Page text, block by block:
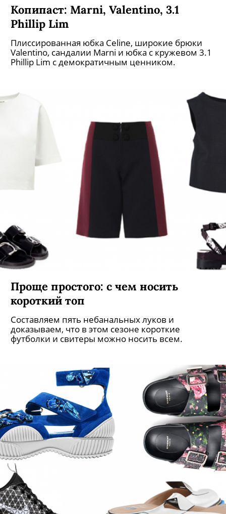
Копипаст: Marni, Valentino, 3.1
Phillip Lim
Плиссированная юбка Celine, широкие брюки
Valentino, сандалии Marni и юбка с кружевом 3.1
Phillip Lim с демократичным ценником.
Проще простого: с чем носить
короткий топ
Составляем пять небанальных луков и
доказываем, что в этом сезоне короткие
футболки и свитеры можно носить всем.